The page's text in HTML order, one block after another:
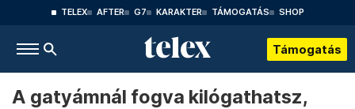
TELEX AFTER G7 KARAKTER TÁMOGATÁS SHOP
Támogatás
A gatyámnál fogva kilógathatsz,